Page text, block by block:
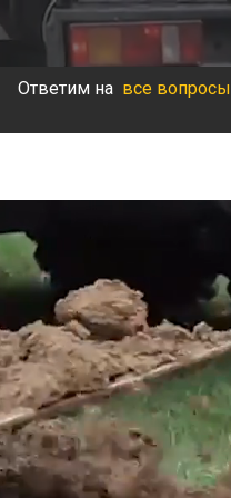
Ответим на все вопросы